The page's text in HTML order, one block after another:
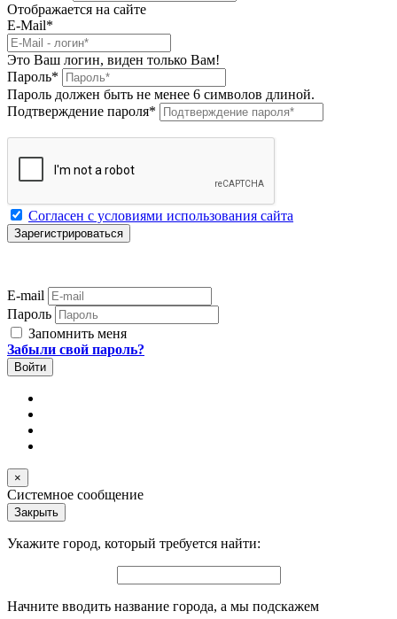
Отображается на сайте
E-Mail*
Это Ваш логин, виден только Вам!
Пароль*
Пароль должен быть не менее 6 символов длиной.
Подтверждение пароля*
Согласен с условиями использования сайта
E-mail
Пароль
Запомнить меня
Забыли свой пароль?
×
Системное сообщение
Закрыть
Укажите город, который требуется найти:
Начните вводить название города, а мы подскажем